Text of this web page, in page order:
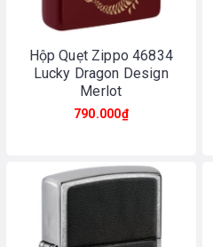
Hộp Quẹt Zippo 46834
Lucky Dragon Design
Merlot
790.000₫